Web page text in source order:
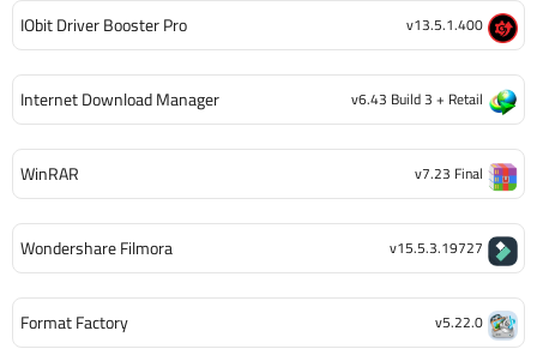
IObit Driver Booster Pro v13.5.1.400
Internet Download Manager v6.43 Build 3 + Retail
WinRAR v7.23 Final
Wondershare Filmora v15.5.3.19727
Format Factory v5.22.0